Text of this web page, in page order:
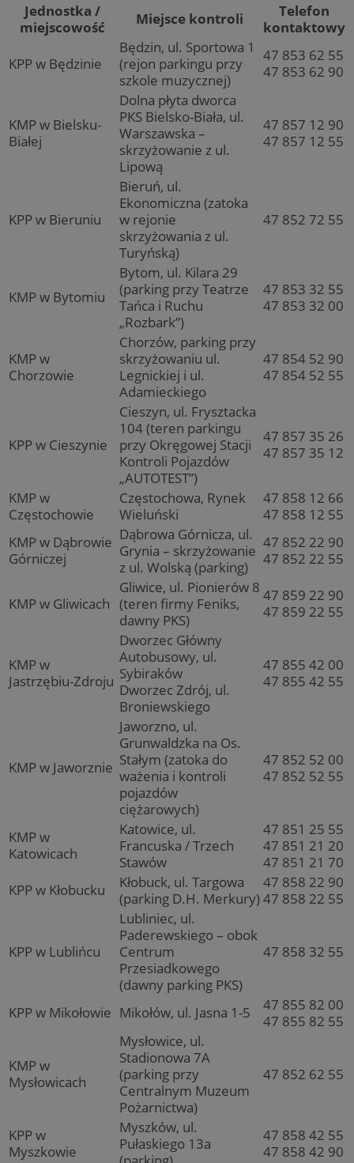
Jednostka /
miejscowość
Miejsce kontroli
Telefon
kontaktowy
KPP w Będzinie
Będzin, ul. Sportowa 1
(rejon parkingu przy
szkole muzycznej)
47 853 62 55
47 853 62 90
KMP w Bielsku-
Białej
Dolna płyta dworca
PKS Bielsko-Biała, ul.
Warszawska –
skrzyżowanie z ul.
Lipową
47 857 12 90
47 857 12 55
KPP w Bieruniu
Bieruń, ul.
Ekonomiczna (zatoka
w rejonie
skrzyżowania z ul.
Turyńską)
47 852 72 55
KMP w Bytomiu
Bytom, ul. Kilara 29
(parking przy Teatrze
Tańca i Ruchu
„Rozbark”)
47 853 32 55
47 853 32 00
KMP w
Chorzowie
Chorzów, parking przy
skrzyżowaniu ul.
Legnickiej i ul.
Adamieckiego
47 854 52 90
47 854 52 55
KPP w Cieszynie
Cieszyn, ul. Frysztacka
104 (teren parkingu
przy Okręgowej Stacji
Kontroli Pojazdów
„AUTOTEST”)
47 857 35 26
47 857 35 12
KMP w
Częstochowie
Częstochowa, Rynek
Wieluński
47 858 12 66
47 858 12 55
KMP w Dąbrowie
Górniczej
Dąbrowa Górnicza, ul.
Grynia – skrzyżowanie
z ul. Wolską (parking)
47 852 22 90
47 852 22 55
KMP w Gliwicach
Gliwice, ul. Pionierów 8
(teren firmy Feniks,
dawny PKS)
47 859 22 90
47 859 22 55
KMP w
Jastrzębiu-Zdroju
Dworzec Główny
Autobusowy, ul.
Sybiraków
Dworzec Zdrój, ul.
Broniewskiego
47 855 42 00
47 855 42 55
KMP w Jaworznie
Jaworzno, ul.
Grunwaldzka na Os.
Stałym (zatoka do
ważenia i kontroli
pojazdów
ciężarowych)
47 852 52 00
47 852 52 55
KMP w
Katowicach
Katowice, ul.
Francuska / Trzech
Stawów
47 851 25 55
47 851 21 20
47 851 21 70
KPP w Kłobucku
Kłobuck, ul. Targowa
(parking D.H. Merkury)
47 858 22 90
47 858 22 55
KPP w Lublińcu
Lubliniec, ul.
Paderewskiego – obok
Centrum
Przesiadkowego
(dawny parking PKS)
47 858 32 55
KPP w Mikołowie Mikołów, ul. Jasna 1-5
47 855 82 00
47 855 82 55
KMP w
Mysłowicach
Mysłowice, ul.
Stadionowa 7A
(parking przy
Centralnym Muzeum
Pożarnictwa)
47 852 62 55
KPP w
Myszkowie
Myszków, ul.
Pułaskiego 13a
47 858 42 55
47 858 42 90